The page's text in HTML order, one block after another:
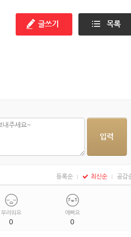
등록순 최신순 공감
부러워요
0
예뻐요
0